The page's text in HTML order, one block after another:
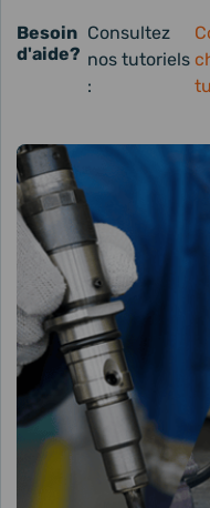
Besoin
d'aide?
Consultez
nos tutoriels
: